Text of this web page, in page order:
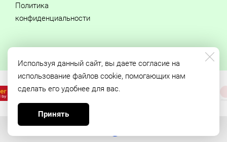
Используя данный сайт, вы даете согласие на
использование файлов cookie, помогающих нам
сделать его удобнее для вас.
Принять
Политика
конфиденциальности